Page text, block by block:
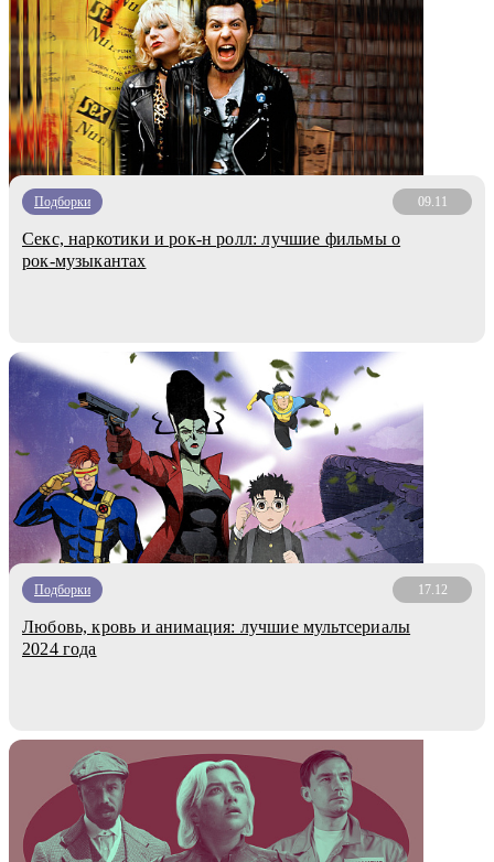
Подборки 09.11
Секс, наркотики и рок-н ролл: лучшие фильмы о
рок-музыкантах
Подборки 17.12
Любовь, кровь и анимация: лучшие мультсериалы
2024 года